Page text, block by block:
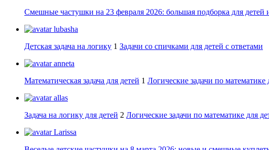
Смешные частушки на 23 февраля 2026: большая подборка для детей
lubasha
Детская задача на логику 1 Задачи со спичками для детей с ответами
anneta
Математическая задача для детей 1 Логические задачи по математике
allas
Задача на логику для детей 2 Логические задачи по математике для
Larissa